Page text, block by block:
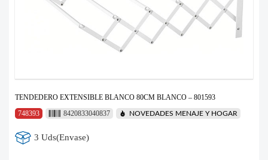
TENDEDERO EXTENSIBLE BLANCO 80CM BLANCO – 801593
748393
8420833040837 NOVEDADES MENAJE Y HOGAR
3 Uds(Envase)